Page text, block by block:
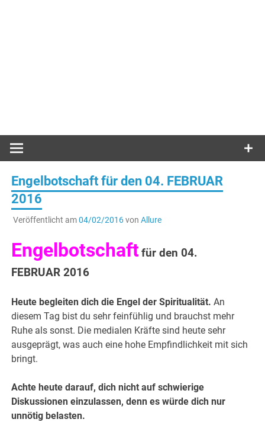
Engelbotschaft für den 04. FEBRUAR
2016
Veröffentlicht am04/02/2016von Allure
Engelbotschaftfür den 04.
FEBRUAR 2016
Heute begleiten dich die Engel der Spiritualität. An
diesem Tag bist du sehr feinfühlig und brauchst mehr
Ruhe als sonst. Die medialen Kräfte sind heute sehr
ausgeprägt, was auch eine hohe Empfindlichkeit mit sich
bringt.
Achte heute darauf, dich nicht auf schwierige
Diskussionen einzulassen, denn es würde dich nur
unnötig belasten.